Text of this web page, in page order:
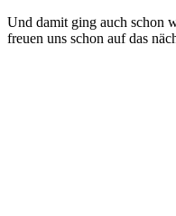
Und damit ging auch schon
freuen uns schon auf das